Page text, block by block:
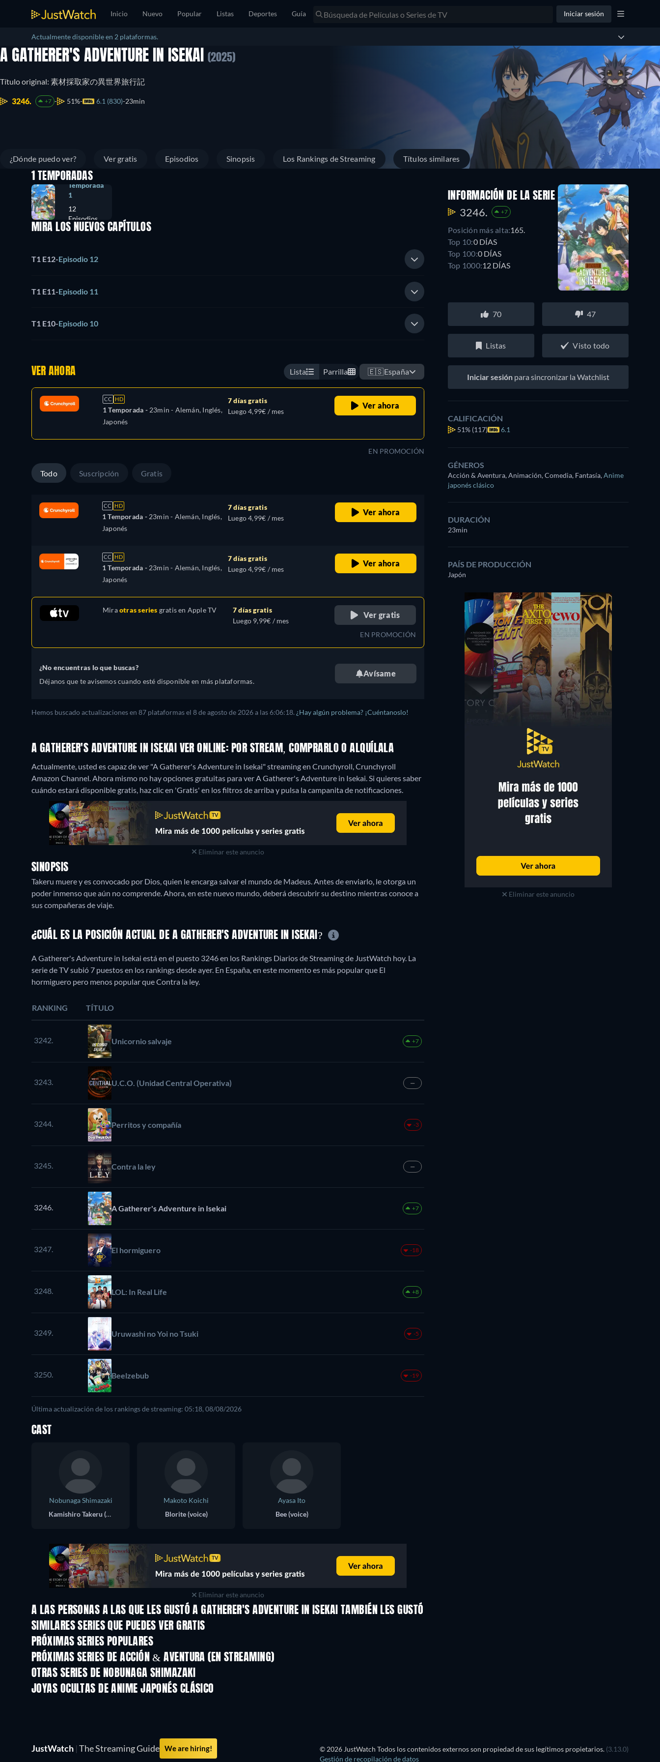
Inicio Nuevo Popular Listas Deportes Guía Iniciar sesión
Actualmente disponible en 2 plataformas.
A GATHERER'S ADVENTURE IN ISEKAI (2025)
Título original: 素材採取家の異世界旅行記
3246. +7 51% 6.1 (830) 23min
¿Dónde puedo ver? Ver gratis Episodios Sinopsis Los Rankings de Streaming Títulos similares
1 TEMPORADAS
Temporada
1
12
Episodios
MIRA LOS NUEVOS CAPÍTULOS
T1 E12-Episodio 12
T1 E11-Episodio 11
T1 E10-Episodio 10
VER AHORA Lista Parrilla 🇪🇸España
CC HD
1 Temporada - 23min - Alemán, Inglés,
Japonés
7 días gratis
Luego 4,99€ / mes
Ver ahora
EN PROMOCIÓN
Todo Suscripción Gratis
CC HD
1 Temporada - 23min - Alemán, Inglés,
Japonés
7 días gratis
Luego 4,99€ / mes
Ver ahora
CC HD
1 Temporada - 23min - Alemán, Inglés,
Japonés
7 días gratis
Luego 4,99€ / mes
Ver ahora
Miraotras series gratis en Apple TV
7 días gratis
Luego 9,99€ / mes
Ver gratis
EN PROMOCIÓN
¿No encuentras lo que buscas?
Déjanos que te avisemos cuando esté disponible en más plataformas.
Avísame
Hemos buscado actualizaciones en 87 plataformas el 8 de agosto de 2026 a las 6:06:18. ¿Hay algún problema? ¡Cuéntanoslo!
A GATHERER'S ADVENTURE IN ISEKAI VER ONLINE: POR STREAM, COMPRARLO O ALQUÍLALA
Actualmente, usted es capaz de ver "A Gatherer's Adventure in Isekai" streaming en Crunchyroll, Crunchyroll
Amazon Channel. Ahora mismo no hay opciones gratuitas para ver A Gatherer's Adventure in Isekai. Si quieres saber
cuándo estará disponible gratis, haz clic en 'Gratis' en los filtros de arriba y pulsa la campanita de notificaciones.
Eliminar este anuncio
SINOPSIS
Takeru muere y es convocado por Dios, quien le encarga salvar el mundo de Madeus. Antes de enviarlo, le otorga un
poder inmenso que aún no comprende. Ahora, en este nuevo mundo, deberá descubrir su destino mientras conoce a
sus compañeras de viaje.
INFORMACIÓN DE LA SERIE
3246. +7
Posición más alta:165.
Top 10:0 DÍAS
Top 100:0 DÍAS
Top 1000:12 DÍAS
70 47
Listas Visto todo
Iniciar sesión para sincronizar la Watchlist
CALIFICACIÓN
51% (117) 6.1
GÉNEROS
Acción & Aventura, Animación, Comedia, Fantasía,Anime
japonés clásico
DURACIÓN
23min
PAÍS DE PRODUCCIÓN
Japón
Eliminar este anuncio
¿CUÁL ES LA POSICIÓN ACTUAL DE A GATHERER'S ADVENTURE IN ISEKAI?
A Gatherer's Adventure in Isekai está en el puesto 3246 en los Rankings Diarios de Streaming de JustWatch hoy. La
serie de TV subió 7 puestos en los rankings desde ayer. En España, en este momento es más popular que El
hormiguero pero menos popular que Contra la ley.
RANKING TÍTULO
3242. Unicornio salvaje +7
3243. U.C.O. (Unidad Central Operativa) —
3244. Perritos y compañía -3
3245. Contra la ley —
3246. A Gatherer's Adventure in Isekai +7
3247. El hormiguero -18
3248. LOL: In Real Life +8
3249. Uruwashi no Yoi no Tsuki -5
3250. Beelzebub -19
Última actualización de los rankings de streaming: 05:18, 08/08/2026
CAST
Nobunaga Shimazaki
Kamishiro Takeru (voice)
Makoto Koichi
Blorite (voice)
Ayasa Ito
Bee (voice)
Eliminar este anuncio
A LAS PERSONAS A LAS QUE LES GUSTÓ A GATHERER'S ADVENTURE IN ISEKAI TAMBIÉN LES GUSTÓ
TV TV TV
SIMILARES SERIES QUE PUEDES VER GRATIS
PRÓXIMAS SERIES POPULARES
TV
PRÓXIMAS SERIES DE ACCIÓN & AVENTURA (EN STREAMING)
Temporada 2 Temporada 2
OTRAS SERIES DE NOBUNAGA SHIMAZAKI
TV
JOYAS OCULTAS DE ANIME JAPONÉS CLÁSICO
JustWatch | The Streaming Guide We are hiring! © 2026 JustWatch Todos los contenidos externos son propiedad de sus legítimos propietarios. (3.13.0)
Gestión de recopilación de datos